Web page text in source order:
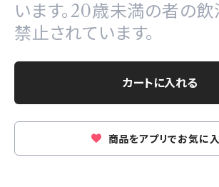
います。20歳未満の者の
禁止されています。
カートに入れる
商品をアプリでお気に